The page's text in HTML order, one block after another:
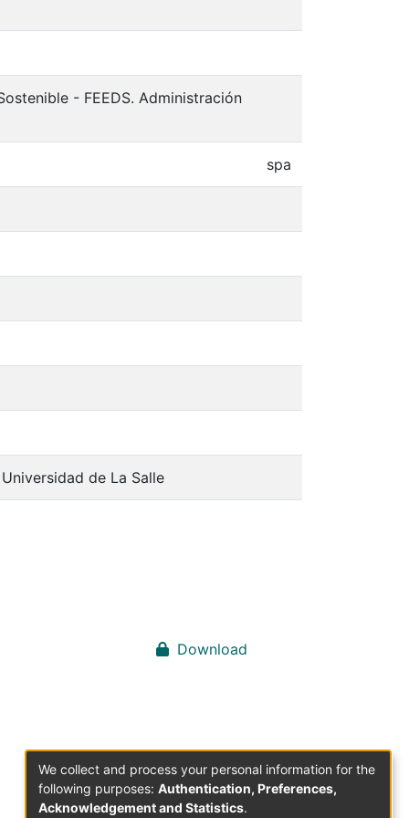
- FEEDS. Administración
spa
de La Salle
Download
We collect and process your personal information for the
following purposes: Authentication, Preferences,
Acknowledgement and Statistics.